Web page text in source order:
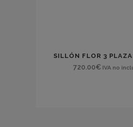
SILLÓN FLOR 3
720.00€ IVA no